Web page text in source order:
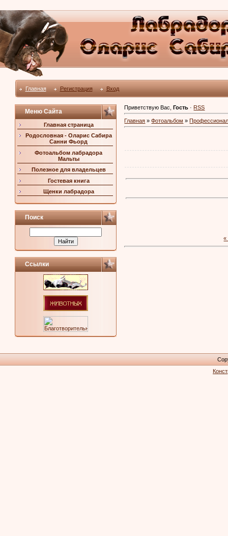
Главная Регистрация Вход
Меню Сайта
Главная страница
Родословная - Оларис Сабира
Санни Фьорд
Фотоальбом лабрадора
Мальты
Полезное для владельцев
Гостевая книга
Щенки лабрадора
Поиск
Ссылки
Приветствую Вас ,Гость · RSS
Главная »Фотоальбом »
«